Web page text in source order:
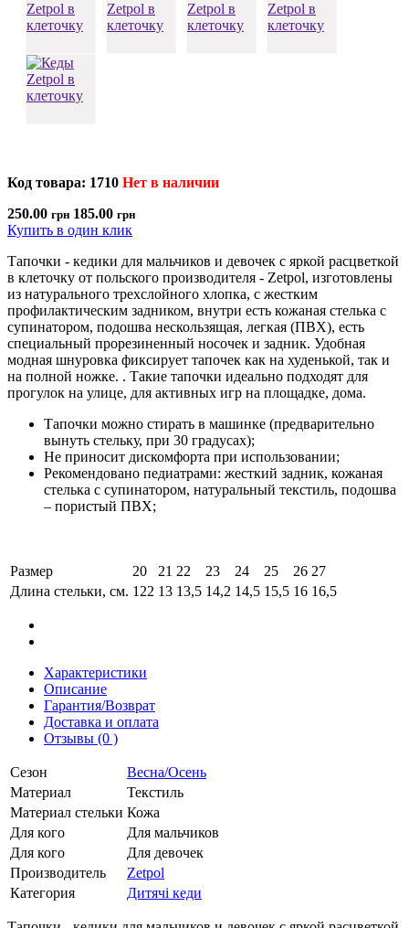
Код товара: 1710 Нет в наличии
250.00 грн 185.00 грн
Купить в один клик
Тапочки - кедики для мальчиков и девочек с яркой расцветкой
в клеточку от польского производителя - Zetpol, изготовлены
из натурального трехслойного хлопка, с жестким
профилактическим задником, внутри есть кожаная стелька с
супинатором, подошва нескользящая, легкая (ПВХ), есть
специальный прорезиненный носочек и задник. Удобная
модная шнуровка фиксирует тапочек как на худенькой, так и
на полной ножке. . Такие тапочки идеально подходят для
прогулок на улице, для активных игр на площадке, дома.
Тапочки можно стирать в машинке (предварительно
вынуть стельку, при 30 градусах);
Не приносит дискомфорта при использовании;
Рекомендовано педиатрами: жесткий задник, кожаная
стелька с супинатором, натуральный текстиль, подошва
– пористый ПВХ;
Размер 20 21 22 23 24 25 26 27
Длина стельки, см. 122 13 13,5 14,2 14,5 15,5 16 16,5
Характеристики
Описание
Гарантия/Возврат
Доставка и оплата
Отзывы (0 )
Сезон
Весна/Осень
Материал
Текстиль
Материал стельки Кожа
Для кого
Для мальчиков
Для кого
Для девочек
Производитель
Zetpol
Категория
Дитячі кеди